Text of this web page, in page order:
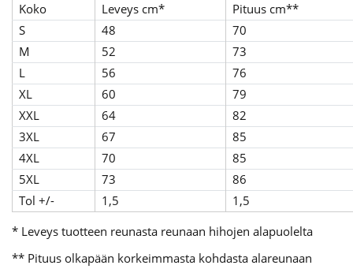
Koko
Leveys cm*
Pituus cm**
S
48
70
M
52
73
L
56
76
XL
60
79
XXL
64
82
3XL
67
85
4XL
70
85
5XL
73
86
Tol +/-
1,5
1,5
* Leveys tuotteen reunasta reunaan hihojen alapuolelta
** Pituus olkapään korkeimmasta kohdasta alareunaan